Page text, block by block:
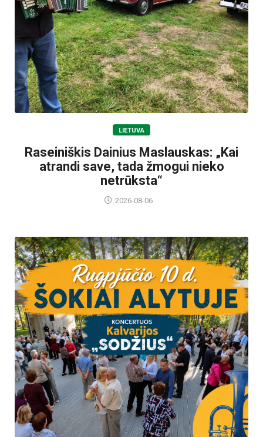
LIETUVA
Raseiniškis Dainius Maslauskas: „Kai
atrandi save, tada žmogui nieko
netrūksta“
2026-08-06